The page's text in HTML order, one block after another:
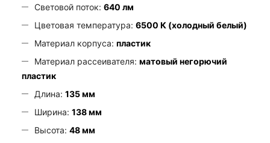
Световой поток: 640 лм
Цветовая температура: 6500 К (холодный белый)
Материал корпуса: пластик
Материал рассеивателя: матовый негорючий
пластик
Длина: 135 мм
Ширина: 138 мм
Высота: 48 мм